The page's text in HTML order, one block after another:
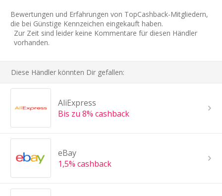
Bewertungen und Erfahrungen von TopCashback-Mitgliedern,
die bei Günstige Kennzeichen eingekauft haben.
Zur Zeit sind leider keine Kommentare für diesen Händler
vorhanden.
Diese Händler könnten Dir gefallen:
AliExpress
Bis zu 8% cashback
eBay
1,5% cashback